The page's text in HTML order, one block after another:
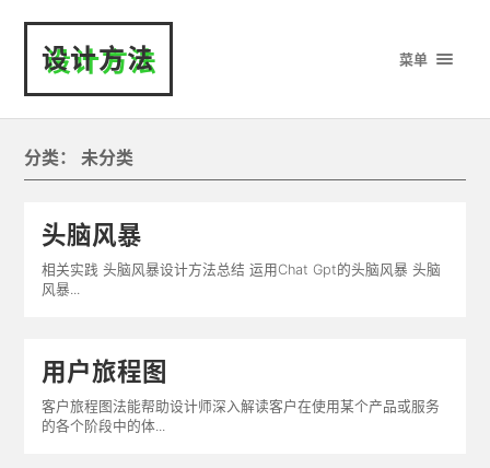
设计方法 菜单
分类：未分类
头脑风暴
相关实践 头脑风暴设计方法总结 运用Chat Gpt的头脑风暴 头脑
风暴...
用户旅程图
客户旅程图法能帮助设计师深入解读客户在使用某个产品或服务
的各个阶段中的体...